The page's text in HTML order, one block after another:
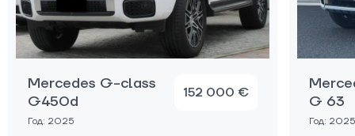
Mercedes G-class
G450d
Год: 2025
152 000 €
G 63
Год: 2025